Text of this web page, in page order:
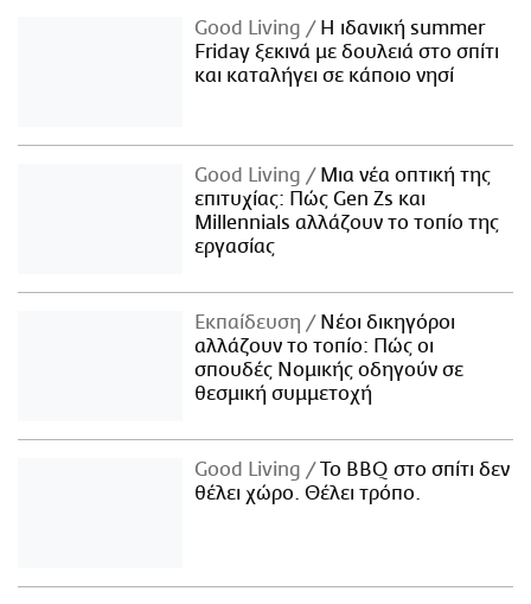
Good Living
Η ιδανική summer
Friday ξεκινά με δουλειά στο σπίτι
και καταλήγει σε κάποιο νησί
Good Living
Μια νέα οπτική της
επιτυχίας: Πώς Gen Zs και
Millennials αλλάζουν το τοπίο της
εργασίας
Εκπαίδευση
Νέοι δικηγόροι
αλλάζουν το τοπίο: Πώς οι
σπουδές Νομικής οδηγούν σε
θεσμική συμμετοχή
Good Living
Το BBQ στο σπίτι δεν
θέλει χώρο. Θέλει τρόπο.